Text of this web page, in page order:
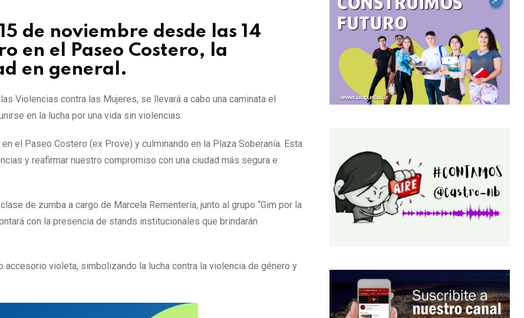
de noviembre desde las 14
en el Paseo Costero, la
en general.
Violencias contra las Mujeres, se llevará a cabo una caminata el
en la lucha por una vida sin violencias.
el Paseo Costero (ex Prove) y culminando en la Plaza Soberanía. Esta
y reafirmar nuestro compromiso con una ciudad más segura e
de zumba a cargo de Marcela Rementería, junto al grupo “Gim por la
con la presencia de stands institucionales que brindarán
violeta, simbolizando la lucha contra la violencia de género y